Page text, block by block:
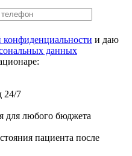
и даю
данных
24/7
для любого бюджета
пациента после